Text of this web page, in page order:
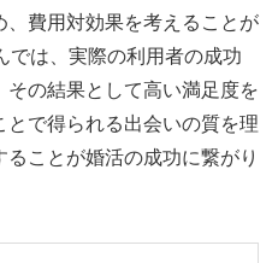
費用対効果を考えることが
では、実際の利用者の成功
の結果として高い満足度を
で得られる出会いの質を理
ことが婚活の成功に繋がり